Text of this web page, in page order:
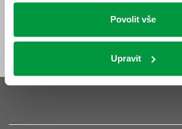
Povolit vše
Upravit